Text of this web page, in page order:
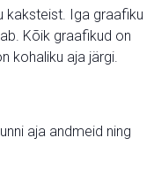
kaksteist. Iga graafiku
Kõik graafikud on
kohaliku aja järgi.
aja andmeid ning